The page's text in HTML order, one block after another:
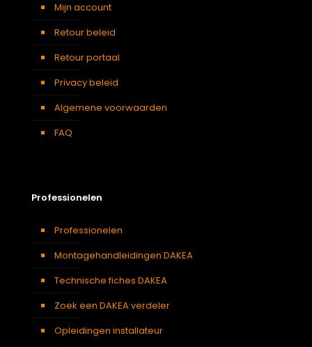
Mijn account
Retour beleid
Retour portaal
Privacy beleid
Algemene voorwaarden
FAQ
Professionelen
Professionelen
Montagehandleidingen DAKEA
Technische fiches DAKEA
Zoek een DAKEA verdeler
Opleidingen installateur